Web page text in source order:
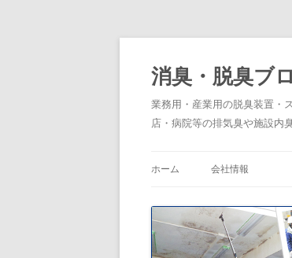
消臭・脱臭
業務用・産業用の脱臭装置
店・病院等の排気臭や施設内
ホーム 会社情報